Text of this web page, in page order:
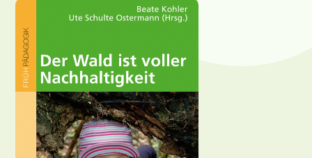
Kindergärten
Angebote
Kontakt